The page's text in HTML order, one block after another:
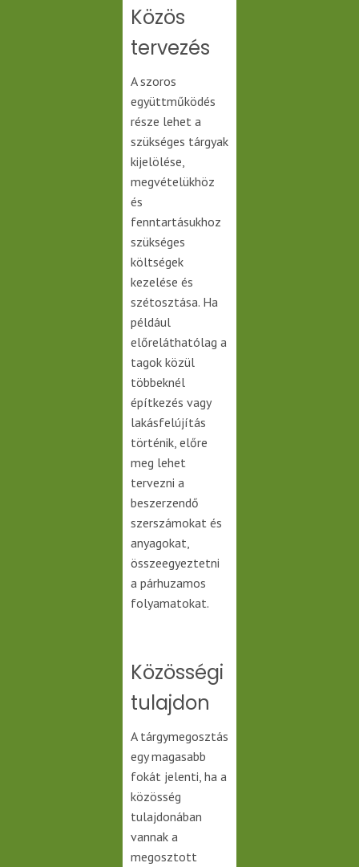
Közös
tervezés
A szoros
együttműködés
része lehet a
szükséges tárgyak
kijelölése,
megvételükhöz
és
fenntartásukhoz
szükséges
költségek
kezelése és
szétosztása. Ha
például
előreláthatólag a
tagok közül
többeknél
építkezés vagy
lakásfelújítás
történik, előre
meg lehet
tervezni a
beszerzendő
szerszámokat és
anyagokat,
összeegyeztetni
a párhuzamos
folyamatokat.
Közösségi
tulajdon
A tárgymegosztás
egy magasabb
fokát jelenti, ha a
közösség
tulajdonában
vannak a
megosztott